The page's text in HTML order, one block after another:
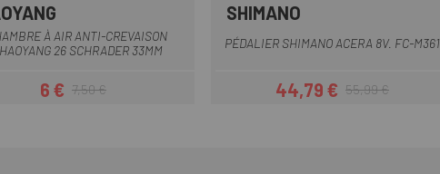
À AIR ANTI-CREVAISON
26 SCHRADER 33MM
Prix
6 € Prix habituel
7,50 €
SHIMANO
PÉDALIER SHIMANO ACERA 8V. FC-M361
Prix
44,79 €Prix habituel
55,99 €